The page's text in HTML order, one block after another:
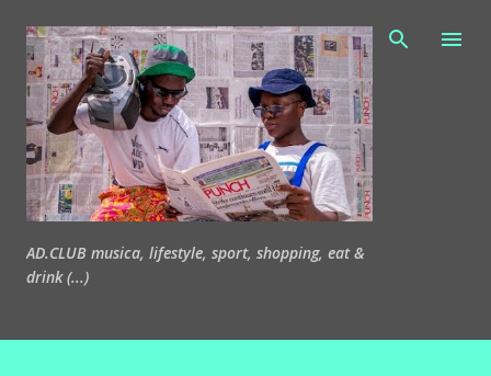
Passa ai contenuti principali
AD.CLUB musica, lifestyle, sport, shopping, eat &
drink (...)